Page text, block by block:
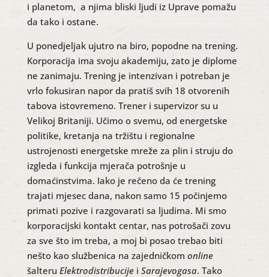
i planetom, a njima bliski ljudi iz Uprave pomažu
da tako i ostane.
U ponedjeljak ujutro na biro, popodne na trening.
Korporacija ima svoju akademiju, zato je diplome
ne zanimaju. Trening je intenzivan i potreban je
vrlo fokusiran napor da pratiš svih 18 otvorenih
tabova istovremeno. Trener i supervizor su u
Velikoj Britaniji. Učimo o svemu, od energetske
politike, kretanja na tržištu i regionalne
ustrojenosti energetske mreže za plin i struju do
izgleda i funkcija mjerača potrošnje u
domaćinstvima. Iako je rečeno da će trening
trajati mjesec dana, nakon samo 15 počinjemo
primati pozive i razgovarati sa ljudima. Mi smo
korporacijski kontakt centar, nas potrošači zovu
za sve što im treba, a moj bi posao trebao biti
nešto kao službenica na zajedničkom online
šalteru Elektrodistribucijei Sarajevogasa. Tako